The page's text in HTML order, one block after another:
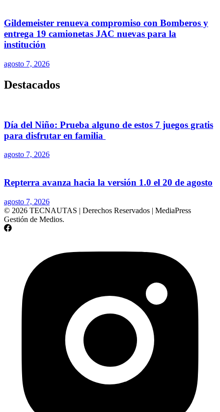
Gildemeister renueva compromiso con Bomberos y
entrega 19 camionetas JAC nuevas para la
institución
agosto 7, 2026
Destacados
Día del Niño: Prueba alguno de estos 7 juegos gratis
para disfrutar en familia
agosto 7, 2026
Repterra avanza hacia la versión 1.0 el 20 de agosto
agosto 7, 2026
© 2026 TECNAUTAS | Derechos Reservados | MediaPress
Gestión de Medios.